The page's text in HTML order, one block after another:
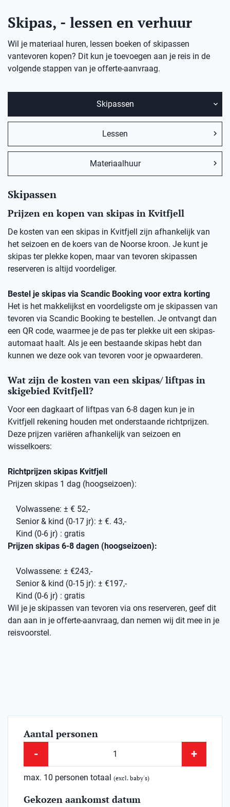
Skipas, - lessen en verhuur
Wil je materiaal huren, lessen boeken of skipassen
vantevoren kopen? Dit kun je toevoegen aan je reis in de
volgende stappen van je offerte-aanvraag.
Skipassen
Lessen
Materiaalhuur
Skipassen
Prijzen en kopen van skipas in Kvitfjell
De kosten van een skipas in Kvitfjell zijn afhankelijk van
het seizoen en de koers van de Noorse kroon. Je kunt je
skipas ter plekke kopen, maar van tevoren skipassen
reserveren is altijd voordeliger.
Bestel je skipas via Scandic Booking voor extra korting
Het is het makkelijkst en voordeligste om je skipassen van
tevoren via Scandic Booking te bestellen. Je ontvangt dan
een QR code, waarmee je de pas ter plekke uit een skipas-
automaat haalt. Als je een bestaande skipas hebt dan
kunnen we deze ook van tevoren voor je opwaarderen.
Wat zijn de kosten van een skipas/ liftpas in
skigebied Kvitfjell?
Voor een dagkaart of liftpas van 6-8 dagen kun je in
Kvitfjell rekening houden met onderstaande richtprijzen.
Deze prijzen variëren afhankelijk van seizoen en
wisselkoers:
Richtprijzen skipas Kvitfjell
Prijzen skipas 1 dag (hoogseizoen):
Volwassene: ± € 52,-
Senior & kind (0-17 jr): ± €. 43,-
Kind (0-6 jr) : gratis
Prijzen skipas 6-8 dagen (hoogseizoen):
Volwassene: ± €243,-
Senior & kind (0-15 jr): ± €197,-
Kind (0-6 jr) : gratis
Wil je je skipassen van tevoren via ons reserveren, geef dit
dan aan in je offerte-aanvraag, dan nemen wij dit mee in je
reisvoorstel.
Aantal personen
- +
max. 10 personen totaal (excl. baby's)
Gekozen aankomst datum